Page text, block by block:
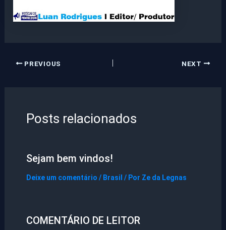
PREVIOUS NEXT
Posts relacionados
Sejam bem vindos!
Deixe um comentário / Brasil / Por Ze da Legnas
COMENTÁRIO DE LEITOR